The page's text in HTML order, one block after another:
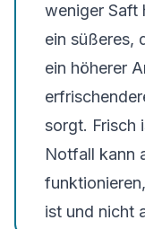
weniger Saft
ein süßeres,
ein höherer
sorgt. Frisch
Notfall kann
ist und nicht